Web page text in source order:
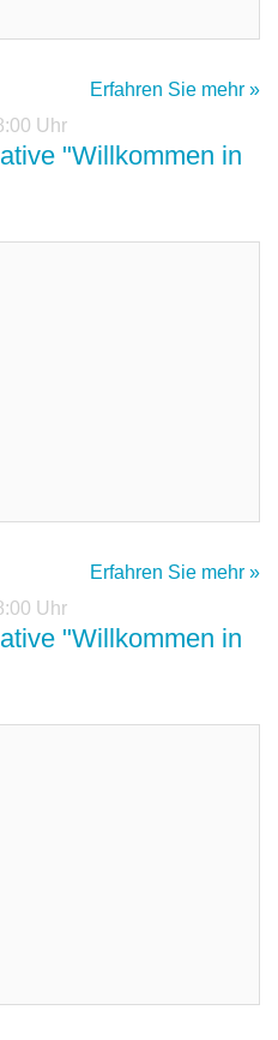
Erfahren Sie mehr »
Uhr
"Willkommen in
Erfahren Sie mehr »
Uhr
"Willkommen in